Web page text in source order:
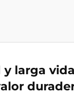
larga